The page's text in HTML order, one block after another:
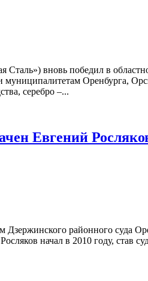
вновь победил в
Оренбурга,
серебро –...
Евгений
Дзержинского районного суда
начал в 2010 году, став